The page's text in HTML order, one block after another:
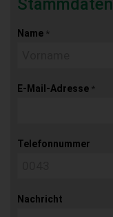
Name *
E-Mail-Adresse *
Telefonnummer
Nachricht